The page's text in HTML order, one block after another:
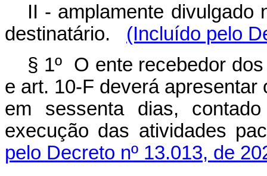
II - amplamente divulgado
destinatário.
(Incluído pelo
§ 1º O ente recebedor
e art. 10-F deverá
em sessenta dias,
execução das atividades
pelo Decreto nº 13.013, de